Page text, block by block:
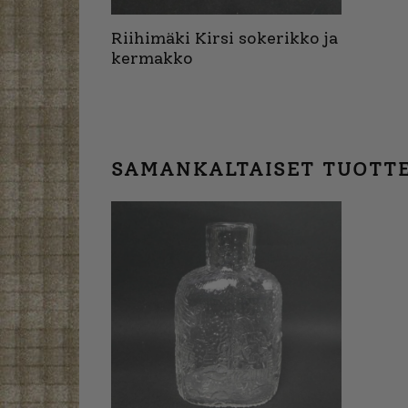
Riihimäki Kirsi sokerikko ja
kermakko
SAMANKALTAISET